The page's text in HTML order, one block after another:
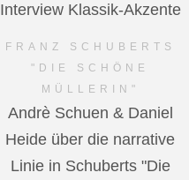
Interview Klassik-Akzente
FRANZ SCHUBERTS
"DIE SCHÖNE
MÜLLERIN"
Andrè Schuen & Daniel
Heide über die narrative
Linie in Schuberts "Die